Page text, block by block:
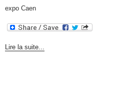
expo Caen
Lire la suite...